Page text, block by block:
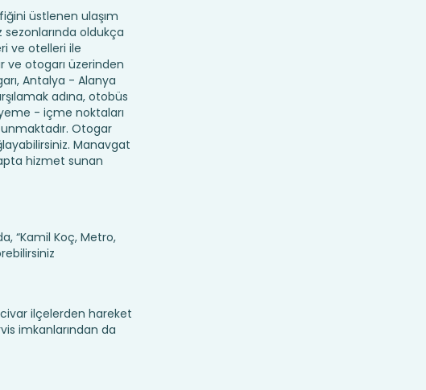
üstlenen ulaşım
sezonlarında oldukça
ve otelleri ile
ve otogarı üzerinden
Antalya - Alanya
adına, otobüs
- içme noktaları
Otogar
Manavgat
hizmet sunan
“Kamil Koç, Metro,
ilçelerden hareket
imkanlarından da